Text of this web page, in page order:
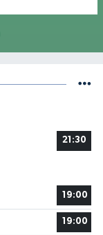
21:30
19:00
19:00